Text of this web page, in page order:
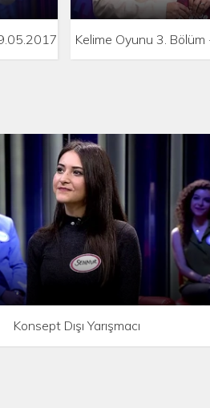
Kelime Oyunu 3.
Konsept Dışı Yarışmacı